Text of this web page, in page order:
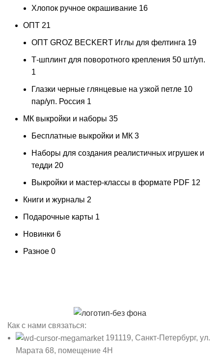
Хлопок ручное окрашивание 16
ОПТ 21
ОПТ GROZ BECKERT Иглы для фелтинга 19
Т-шплинт для поворотного крепления 50 шт/уп.
1
Глазки черные глянцевые на узкой петле 10
пар/уп. Россия 1
МК выкройки и наборы 35
Бесплатные выкройки и МК 3
Наборы для создания реалистичных игрушек и
тедди 20
Выкройки и мастер-классы в формате PDF 12
Книги и журналы 2
Подарочные карты 1
Новинки 6
Разное 0
Как с нами связаться:
191119, Санкт-Петербург, ул.
Марата 68, помещение 4Н